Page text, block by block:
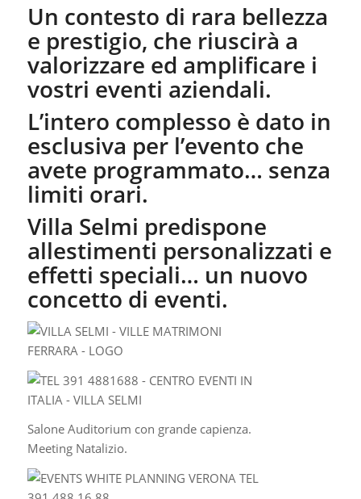
Un contesto di rara bellezza
e prestigio, che riuscirà a
valorizzare ed amplificare i
vostri eventi aziendali.
L’intero complesso è dato in
esclusiva per l’evento che
avete programmato… senza
limiti orari.
Villa Selmi predispone
allestimenti personalizzati e
effetti speciali… un nuovo
concetto di eventi.
Salone Auditorium con grande capienza.
Meeting Natalizio.